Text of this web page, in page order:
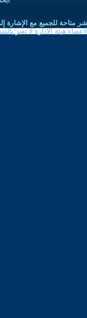
متاحة للجميع مع الإشارة
هيئة الادارة لا تعبر